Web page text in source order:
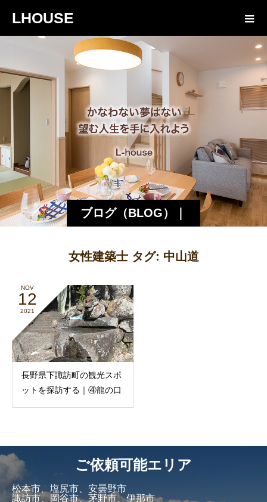
LHOUSE
ブログ（BLOG）｜
エルハウス
女性建築士 タグ: 中山道
NOV
12
2021
長野県下諏訪町の観光スポ
ットを探訪する｜④龍の口
ご依頼可能エリア
松本市、塩尻市、安曇野市
諏訪市、岡谷市、茅野市、伊那市